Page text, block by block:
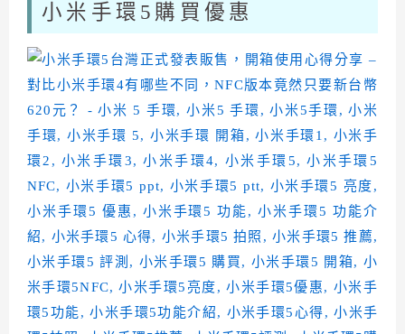
小米手環5購買優惠